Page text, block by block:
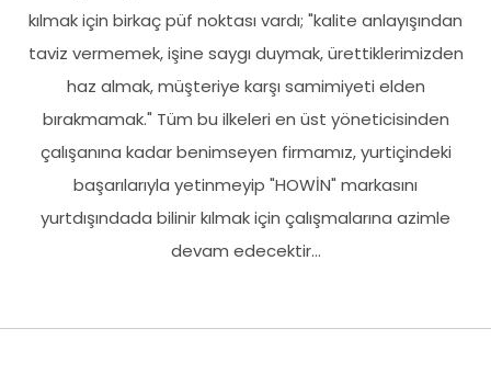
kılmak için birkaç püf noktası vardı; "kalite anlayışından
taviz vermemek, işine saygı duymak, ürettiklerimizden
haz almak, müşteriye karşı samimiyeti elden
bırakmamak." Tüm bu ilkeleri en üst yöneticisinden
çalışanına kadar benimseyen firmamız, yurtiçindeki
başarılarıyla yetinmeyip "HOWİN" markasını
yurtdışındada bilinir kılmak için çalışmalarına azimle
devam edecektir...